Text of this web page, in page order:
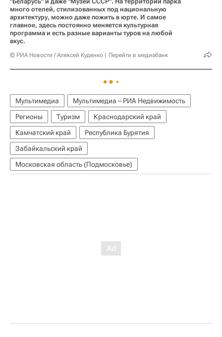
много отелей, стилизованных под национальную
архитектуру, можно даже пожить в юрте. И самое
главное, здесь постоянно меняется культурная
программа и есть разные варианты туров на любой
вкус.
© РИА Новости / Алексей Куденко Перейти в медиабанк
Мультимедиа
Мультимедиа – РИА Недвижимость
Регионы
Туризм
Краснодарский край
Камчатский край
Республика Бурятия
Забайкальский край
Московская область (Подмосковье)